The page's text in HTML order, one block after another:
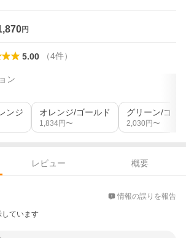
円
5.00 （4件）
ン
ンジ オレンジ/ゴールド
1,834円〜
グリーン/ゴー
2,030 円〜
レビュー
概要
情報の誤りを報告
ています